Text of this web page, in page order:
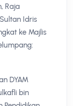
Raja
Idris
ke Majlis
DYAM
bin